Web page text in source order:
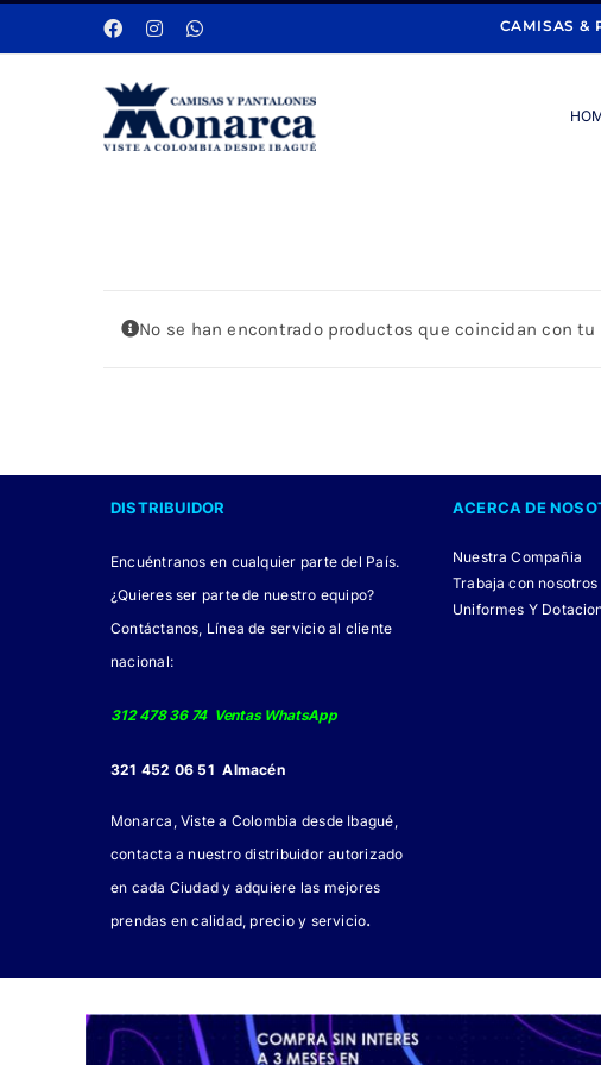
al
CAMISAS &
No se han encontrado productos que coincidan con tu
DISTRIBUIDOR
Encuéntranos en cualquier parte del País.
¿Quieres ser parte de nuestro equipo?
Contáctanos, Línea de servicio al cliente
nacional:
312 478 36 74 Ventas WhatsApp
321 452 06 51 Almacén
Monarca, Viste a Colombia desde Ibagué,
contacta a nuestro distribuidor autorizado
en cada Ciudad y adquiere las mejores
prendas en calidad, precio y servicio.
ACERCA DE
Nuestra Compañia
Trabaja con nosotros
Uniformes Y